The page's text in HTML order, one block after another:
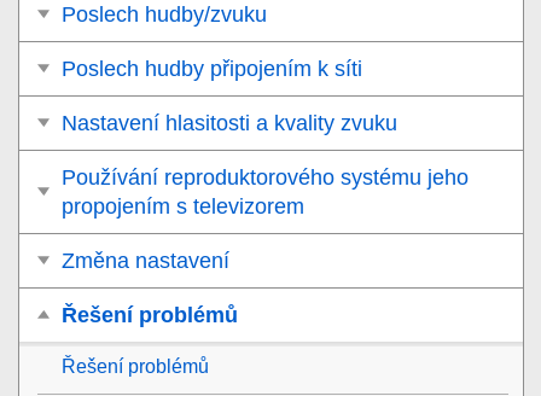
Poslech hudby/zvuku
Poslech hudby připojením k síti
Nastavení hlasitosti a kvality zvuku
Používání reproduktorového systému jeho
propojením s televizorem
Změna nastavení
Řešení problémů
Řešení problémů